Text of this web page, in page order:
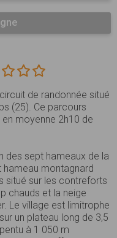
de randonnée situé
(25). Ce parcours
moyenne 2h10 de
des sept hameaux de la
montagnard
situé sur les contreforts
chauds et la neige
Le village est limitrophe
un plateau long de 3,5
à 1 050 m